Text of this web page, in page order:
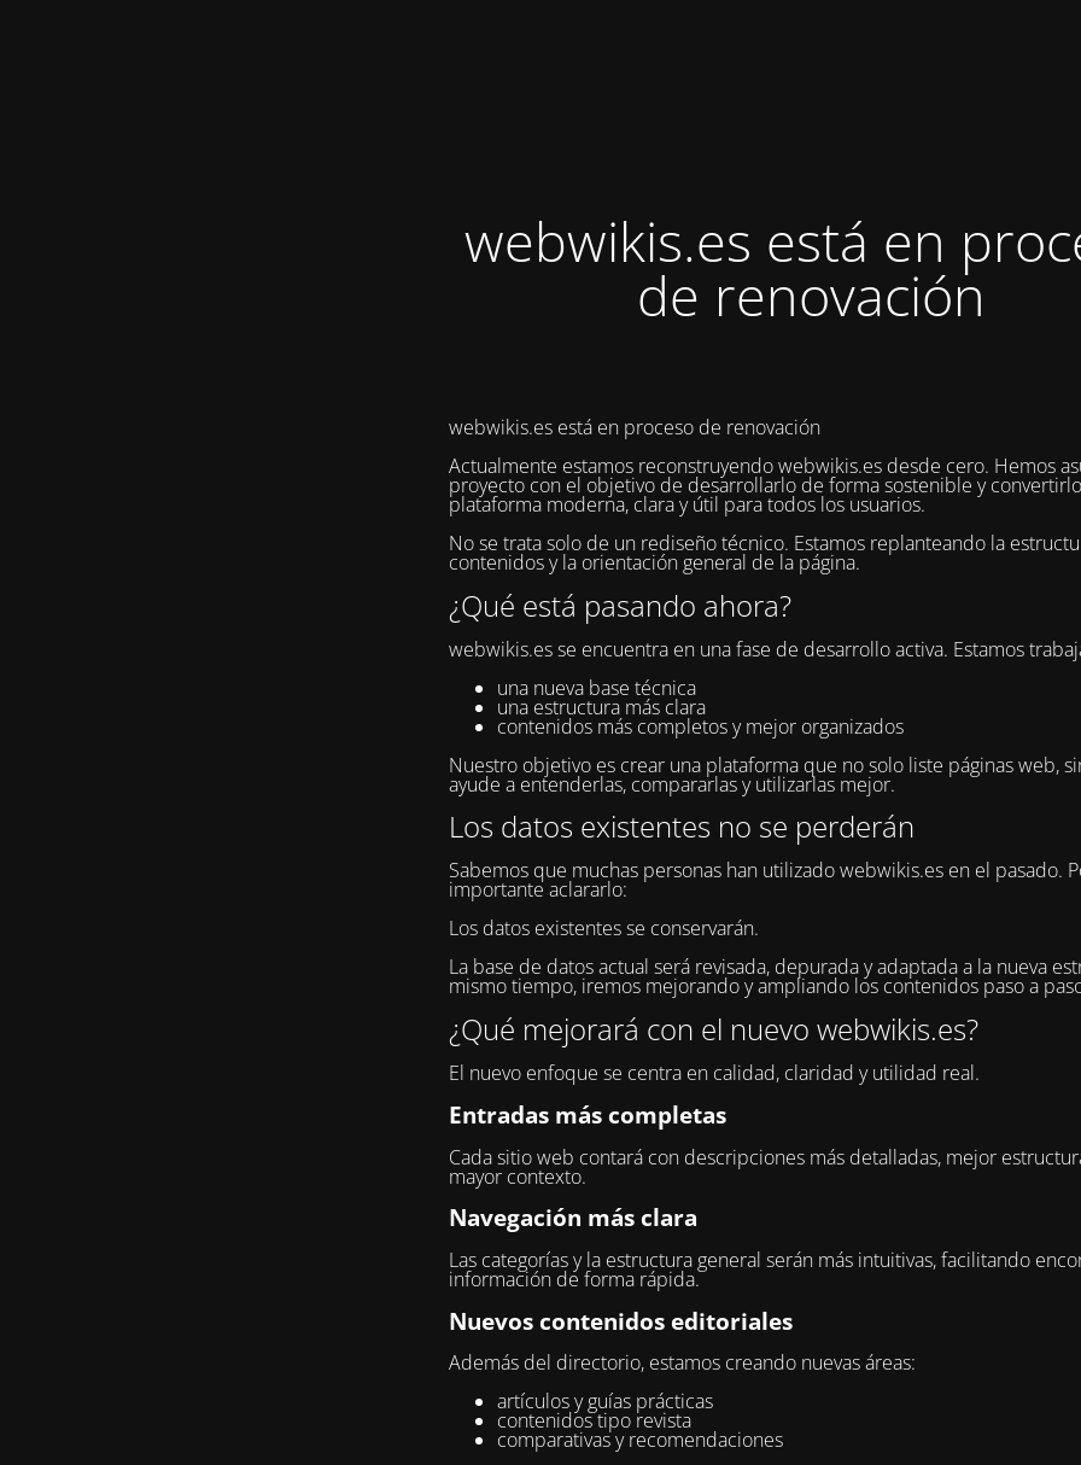
webwikis.es está en
de renovación
webwikis.es está en proceso de renovación
Actualmente estamos reconstruyendo webwikis.es desde cero. Hemos
proyecto con el objetivo de desarrollarlo de forma sostenible y
plataforma moderna, clara y útil para todos los usuarios.
No se trata solo de un rediseño técnico. Estamos replanteando la
contenidos y la orientación general de la página.
¿Qué está pasando ahora?
webwikis.es se encuentra en una fase de desarrollo activa. Estamos
una nueva base técnica
una estructura más clara
contenidos más completos y mejor organizados
Nuestro objetivo es crear una plataforma que no solo liste páginas web,
ayude a entenderlas, compararlas y utilizarlas mejor.
Los datos existentes no se perderán
Sabemos que muchas personas han utilizado webwikis.es en el pasado.
importante aclararlo:
Los datos existentes se conservarán.
La base de datos actual será revisada, depurada y adaptada a la nueva
mismo tiempo, iremos mejorando y ampliando los contenidos paso a
¿Qué mejorará con el nuevo webwikis.es?
El nuevo enfoque se centra en calidad, claridad y utilidad real.
Entradas más completas
Cada sitio web contará con descripciones más detalladas, mejor
mayor contexto.
Navegación más clara
Las categorías y la estructura general serán más intuitivas, facilitando
información de forma rápida.
Nuevos contenidos editoriales
Además del directorio, estamos creando nuevas áreas:
artículos y guías prácticas
contenidos tipo revista
comparativas y recomendaciones